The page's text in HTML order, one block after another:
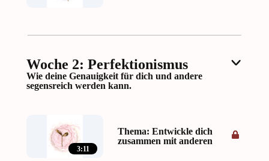
Woche 2: Perfektionismus
Wie deine Genauigkeit für dich und andere
segensreich werden kann.
3:11
Thema: Entwickle dich
zusammen mit anderen